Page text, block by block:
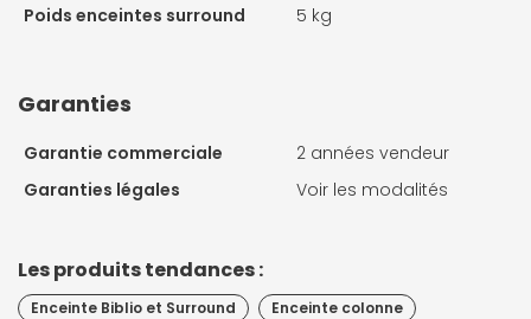
Poids enceintes surround 5 kg
Garanties
Garantie commerciale
2 années vendeur
Garanties légales
Voir les modalités
Les produits tendances :
Enceinte Biblio et Surround
Enceinte colonne